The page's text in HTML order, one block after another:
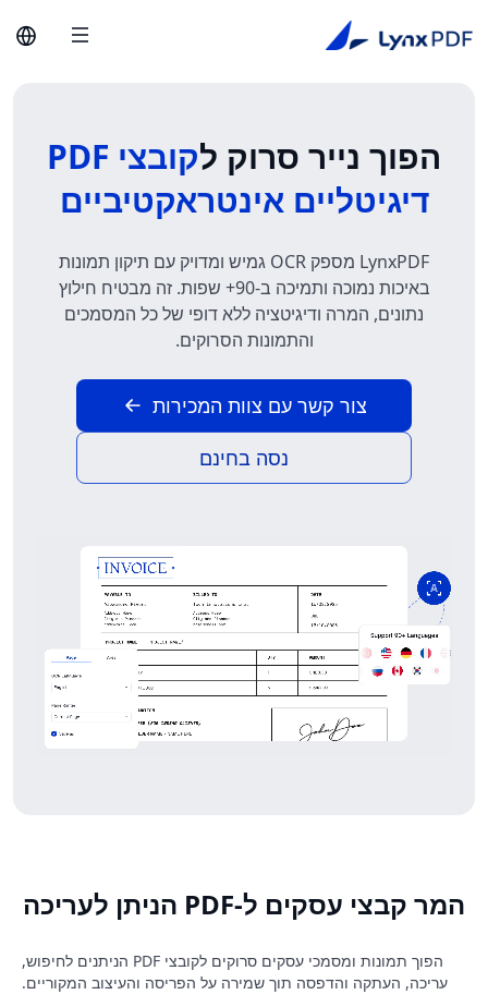
הפוך נייר סרוק ל
קובצי PDF
דיגיטליים אינטראקטיביים
LynxPDF מספק OCR גמיש ומדויק עם תיקון תמונות
באיכות נמוכה ותמיכה ב-90+ שפות. זה מבטיח חילוץ
נתונים, המרה ודיגיטציה ללא דופי של כל המסמכים
והתמונות הסרוקים.
צור קשר עם צוות המכירות
נסה בחינם
המר קבצי עסקים ל-PDF הניתן לעריכה
הפוך תמונות ומסמכי עסקים סרוקים לקובצי PDF הניתנים לחיפוש,
עריכה, העתקה והדפסה תוך שמירה על הפריסה והעיצוב המקוריים.